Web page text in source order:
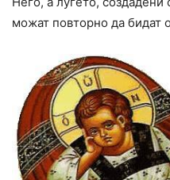
можат повторно да бидат